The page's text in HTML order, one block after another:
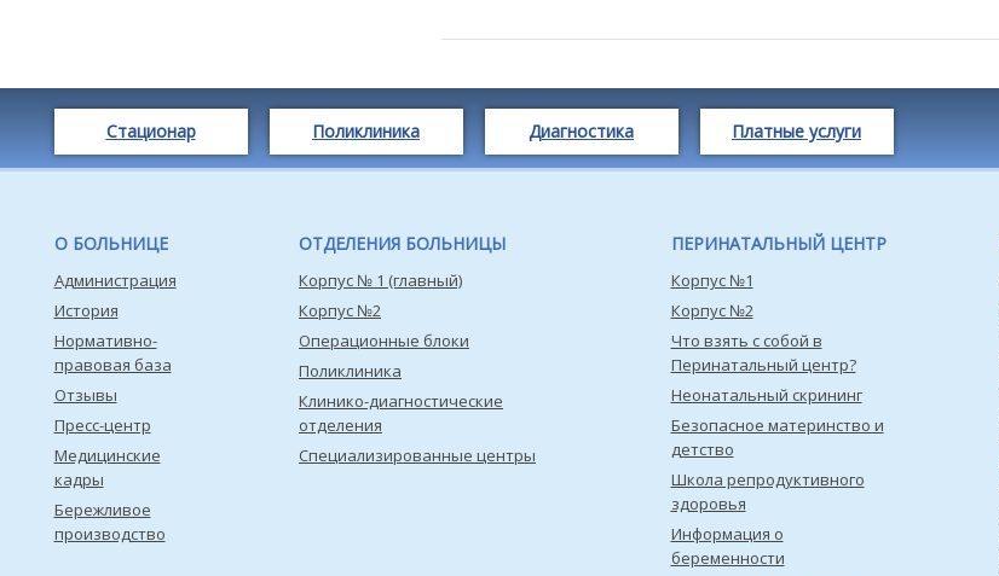
Стационар Поликлиника Диагностика Платные услуги
О БОЛЬНИЦЕ
Администрация
История
Нормативно-
правовая база
Отзывы
Пресс-центр
Медицинские
кадры
Бережливое
производство
ОТДЕЛЕНИЯ БОЛЬНИЦЫ
Корпус № 1 (главный)
Корпус №2
Операционные блоки
Поликлиника
Клинико-диагностические
отделения
Специализированные центры
ПЕРИНАТАЛЬНЫЙ ЦЕНТР
Корпус №1
Корпус №2
Что взять с собой в
Перинатальный центр?
Неонатальный скрининг
Безопасное материнство и
детство
Школа репродуктивного
здоровья
Информация о
беременности